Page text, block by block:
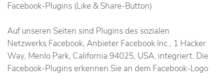
Facebook-Plugins (Like & Share-Button)
Auf unseren Seiten sind Plugins des sozialen
Netzwerks Facebook, Anbieter Facebook Inc., 1 Hacker
Way, Menlo Park, California 94025, USA, integriert. Die
Facebook-Plugins erkennen Sie an dem Facebook-Logo